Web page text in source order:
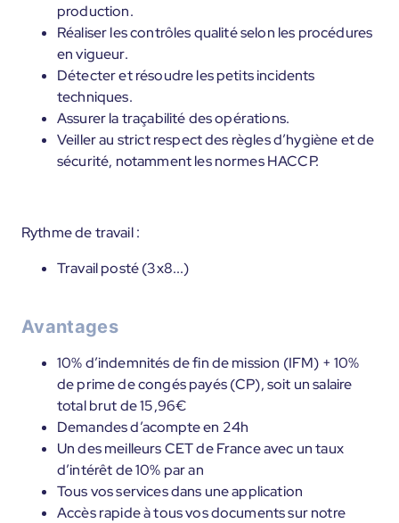
production.
Réaliser les contrôles qualité selon les procédures
en vigueur.
Détecter et résoudre les petits incidents
techniques.
Assurer la traçabilité des opérations.
Veiller au strict respect des règles d’hygiène et de
sécurité, notamment les normes HACCP.
Rythme de travail :
Travail posté (3x8...)
Avantages
10% d’indemnités de fin de mission (IFM) + 10%
de prime de congés payés (CP), soit un salaire
total brut de 15,96€
Demandes d’acompte en 24h
Un des meilleurs CET de France avec un taux
d’intérêt de 10% par an
Tous vos services dans une application
Accès rapide à tous vos documents sur notre